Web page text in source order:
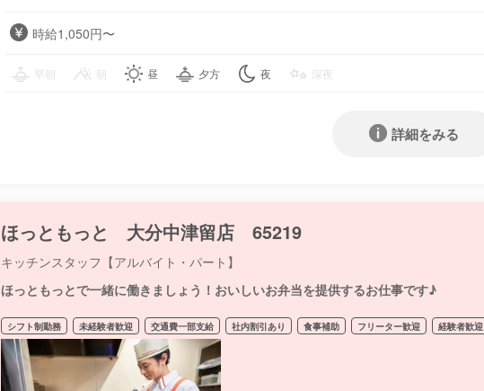
時給1,050円〜
早朝 朝 昼 夕方 夜 深夜
詳細をみる
ほっともっと 大分中津留店 65219
キッチンスタッフ【アルバイト・パート】
ほっともっとで一緒に働きましょう！おいしいお弁当を提供するお仕事です♪
シフト制勤務 未経験者歓迎 交通費一部支給 社内割引あり 食事補助 フリーター歓迎 経験者歓迎